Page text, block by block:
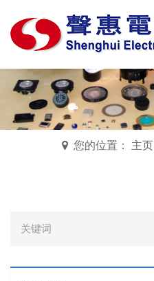
您的位置： 主页